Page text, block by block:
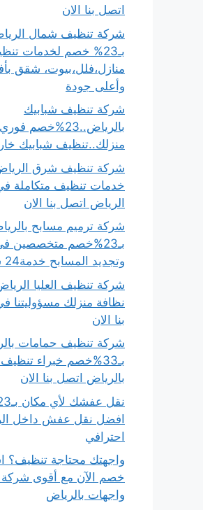
اتصل بنا الان
شركة تنظيف شمال
بـ23% خصم لخدمات
منازل،فلل،بيوت، شقق
وأعلى جودة
شركة تنظيف شبابيك
بالرياض..23%خصم
منزلك..تنظيف شبابيك
خدمات تنظيف متكاملة
الرياض اتصل بنا الان
شركة ترميم مسابح
بـ23%خصم متخصصين
وتجديد المسابح خدمة24 ساعة
نظافة منزلك مسؤوليتنا
بنا الان
شركة تنظيف حمامات
بـ33%خصم خبراء
بالرياض اتصل بنا الان
افضل نقل عفش داخل
احترافي
خصم الآن مع أقوى
واجهات بالرياض